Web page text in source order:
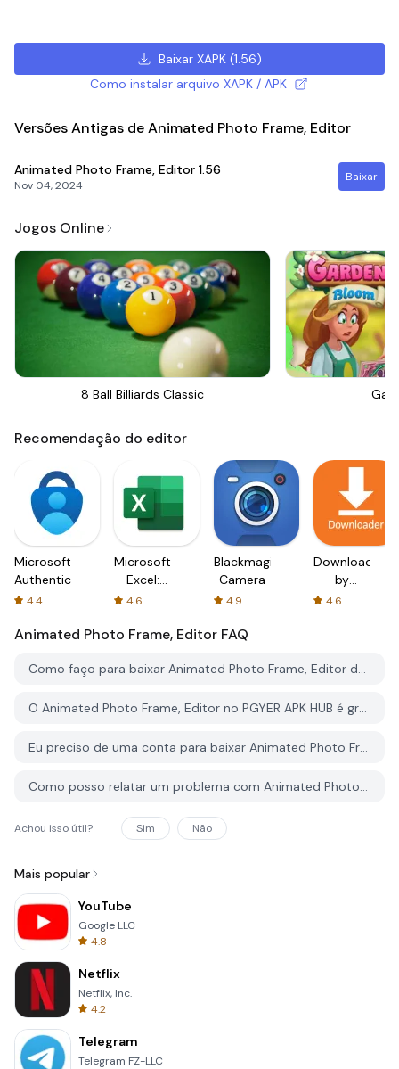
Baixar XAPK(1.56)
Como instalar arquivo XAPK / APK
Versões Antigas de Animated Photo Frame, Editor
Animated Photo Frame, Editor 1.56
Nov 04, 2024
Baixar
Jogos Online
8 Ball Billiards Classic
Recomendação do editor
Microsoft
Authenticator
4.4
Microsoft
Excel:
Spreadsheets
4.6
Blackmagic
Camera
4.9
Downloader
by
AFTVnews
4.6
Animated Photo Frame, Editor FAQ
Como faço para baixar Animated Photo Frame, Editor do PGYER APK HUB?
O Animated Photo Frame, Editor no PGYER APK HUB é gratuito para baixar?
Eu preciso de uma conta para baixar Animated Photo Frame, Editor do PGYER APK HUB?
Como posso relatar um problema com Animated Photo Frame, Editor no PGYER APK HUB?
Achou isso útil? Sim Não
Mais popular
YouTube
Google LLC
4.8
Netflix
Netflix, Inc.
4.2
Telegram
Telegram FZ-LLC